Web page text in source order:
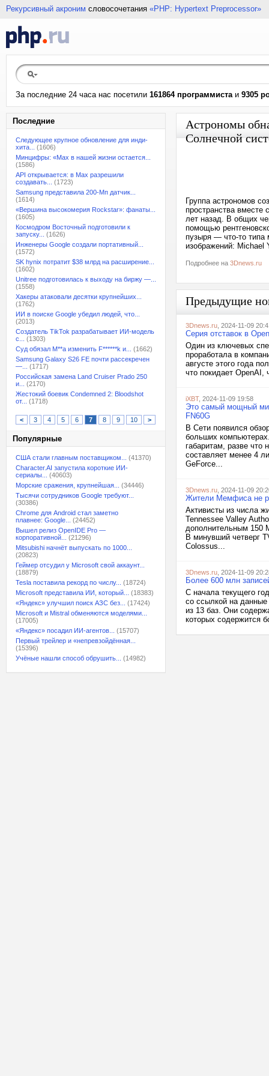
Рекурсивный акроним словосочетания «PHP: Hypertext Preprocessor»
За последние 24 часа нас посетили 161864 программистаи 9305
Последние
Следующее крупное обновление для инди-
хита...
(1606)
Минцифры: «Max в нашей жизни остается...
(1586)
API открывается: в Max разрешили
создавать...
(1723)
Samsung представила 200-Мп датчик...
(1614)
«Вершина высокомерия Rockstar»: фанаты...
(1605)
Космодром Восточный подготовили к
запуску...
(1626)
Инженеры Google создали портативный...
(1572)
SK hynix потратит $38 млрд на расширение...
(1602)
Unitree подготовилась к выходу на биржу —...
(1558)
Хакеры атаковали десятки крупнейших...
(1762)
ИИ в поиске Google убедил людей, что...
(2013)
Создатель TikTok разрабатывает ИИ-модель
с...
(1303)
Суд обязал M**a изменить F******k и...
(1662)
Samsung Galaxy S26 FE почти рассекречен
—...
(1717)
Российская замена Land Cruiser Prado 250
и...
(2170)
Жестокий боевик Condemned 2: Bloodshot
от...
(1718)
< 3 4 5 6 7 8 9 10 >
Популярные
США стали главным поставщиком...
(41370)
Character.AI запустила короткие ИИ-
сериалы...
(40603)
Морские сражения, крупнейшая...
(34446)
Тысячи сотрудников Google требуют...
(30386)
Chrome для Android стал заметно
плавнее: Google...
(24452)
Вышел релиз OpenIDE Pro —
корпоративной...
(21296)
Mitsubishi начнёт выпускать по 1000...
(20823)
Геймер отсудил у Microsoft свой аккаунт...
(18879)
Tesla поставила рекорд по числу...
(18724)
Microsoft представила ИИ, который...
(18383)
«Яндекс» улучшил поиск АЗС без...
(17424)
Microsoft и Mistral обменяются моделями...
(17005)
«Яндекс» посадил ИИ-агентов...
(15707)
Первый трейлер и «непревзойдённая...
(15396)
Учёные нашли способ обрушить...
(14982)
Астрономы
Солнечной
Группа астрономов
пространства вместе
лет назад. В общих
помощью
пузыря — что-то типа
изображений: Michael
Подробнее на 3Dnews.ru
Предыдущие
3Dnews.ru , 2024-11-09
Серия отставок в
Один из ключевых
проработала в
августе этого года
что покидает OpenAI,
iXBT, 2024-11-09 19:58
Это самый мощный
FN60G
В Сети появился
больших
габаритам, разве
составляет менее 4
GeForce...
3Dnews.ru , 2024-11-09
Жители Мемфиса не
Активисты из числа
Tennessee Valley
дополнительным 150
В минувший четверг
Colossus...
3Dnews.ru , 2024-11-09
Более 600 млн
С начала текущего
со ссылкой на данные
из 13 баз. Они
которых содержится